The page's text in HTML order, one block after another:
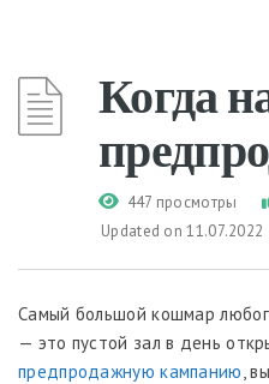
Когда
447 просмотры
Updated on 11.07.2022
Самый большой кошмар
— это пустой зал в день
предпродажную кампанию,